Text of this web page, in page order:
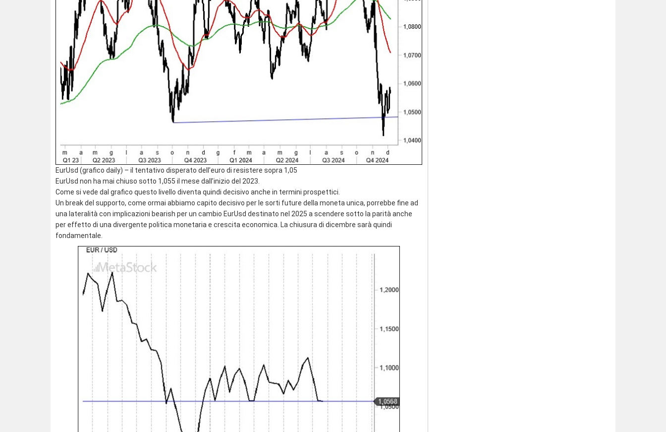
EurUsd (grafico daily) – il tentativo disperato dell’euro di resistere sopra 1,05
EurUsd non ha mai chiuso sotto 1,055 il mese dall’inizio del 2023.
Come si vede dal grafico questo livello diventa quindi decisivo anche in termini prospettici.
Un break del supporto, come ormai abbiamo capito decisivo per le sorti future della moneta unica, porrebbe fine ad
una lateralità con implicazioni bearish per un cambio EurUsd destinato nel 2025 a scendere sotto la parità anche
per effetto di una divergente politica monetaria e crescita economica. La chiusura di dicembre sarà quindi
fondamentale.